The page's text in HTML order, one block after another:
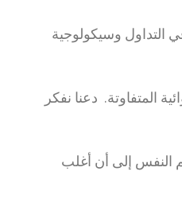
التداول وسيكولوجية
المتفاوتة. دعنا نفكر
ستقول 13:28 أم 13:30؟ يشير علم النفس إلى أن أغلب